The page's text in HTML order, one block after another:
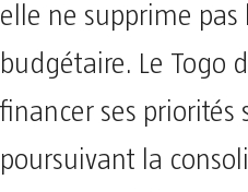
elle ne supprime pas
budgétaire. Le Togo
financer ses priorités
poursuivant la